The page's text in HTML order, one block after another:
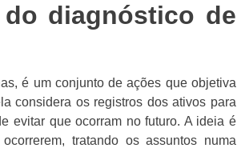
diagnóstico de
é um conjunto de ações que objetiva
considera os registros dos ativos para
evitar que ocorram no futuro. A ideia é
tratando os assuntos numa